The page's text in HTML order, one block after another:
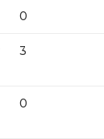
0
3
0